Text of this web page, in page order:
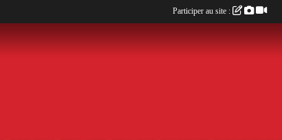
Participer au site :